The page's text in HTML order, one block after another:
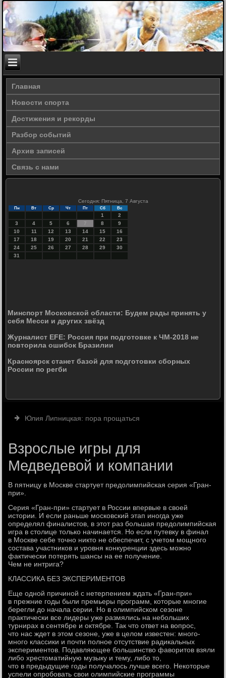
Главная
Новости спорта
Достижения и рекорды
Разбор событий
Архив записей
Связь с нами
Сегодня: Пятница, 7 Августа
Пн Вт Ср Чт Пт Сб Вс
1
2
3
4 5 6 7 8
9
10
11 12 13 14 15
16
17
18 19 20 21 22
23
24
25 26 27 28 29
30
31
Минспорт Московской области: Будем рады принять у
себя Месси и других звёзд
Журналист EFE: Россия при подготовке к ЧМ-2018 не
повторила ошибок Бразилии
Красноярск станет базой для подготовки сборных
России по регби
Юлия Липницкая: пора прощаться
Взрослые игры для
Медведевой и компании
В пятницу в Москве стартует предолимпийская серия «Гран-
при».
Серия «Гран-при» стартует в России впервые в своей
истории. И если раньше московский этап иногда уже
определял финалистов, в этот раз большая предолимпийская
игра в столице только начинается. Но если путевку в финал
в Москве себе точно никто не обеспечит, с учетом мощного
состава участников и уровня конкуренции здесь можно
фактически потерять шансы на ее получение.
Чем не интрига?
КЛАССИКА БЕЗ ЭКСПЕРИМЕНТОВ
Еще одной причиной с нетерпением ждать «Гран-при»
в прежние годы были премьеры программ, которые многие
берегли до начала серии. Но в олимпийском сезоне
практически все лидеры уже размялись на небольших
турнирах в сентябре и октябре. Так что ответ на вопрос,
что нас ждет в этом сезоне, уже в целом известен: много-
много классики и почти полное отсутствие радикальных
экспериментов. Подавляющее большинство фаворитов взяли
либо хрестоматийную музыку и тему, либо то,
что в предыдущие годы получалось лучше всего. Некоторые
успели опробовать свои олимпийские программы